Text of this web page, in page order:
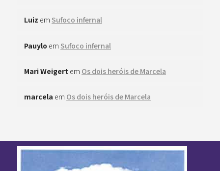
Luiz em Sufoco infernal
Pauylo em Sufoco infernal
Mari Weigert em Os dois heróis de Marcela
marcela em Os dois heróis de Marcela